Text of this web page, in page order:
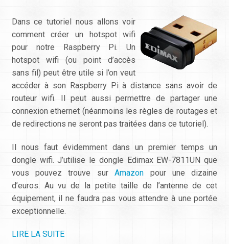
Dans ce tutoriel nous allons voir
comment créer un hotspot wifi
pour notre Raspberry Pi. Un
hotspot wifi (ou point d’accès
sans fil) peut être utile si l’on veut
accéder à son Raspberry Pi à distance sans avoir de
routeur wifi. Il peut aussi permettre de partager une
connexion ethernet (néanmoins les règles de routages et
de redirections ne seront pas traitées dans ce tutoriel).
Il nous faut évidemment dans un premier temps un
dongle wifi. J’utilise le dongle Edimax EW-7811UN que
vous pouvez trouve surAmazon pour une dizaine
d’euros. Au vu de la petite taille de l’antenne de cet
équipement, il ne faudra pas vous attendre à une portée
exceptionnelle.
LIRE LA SUITE